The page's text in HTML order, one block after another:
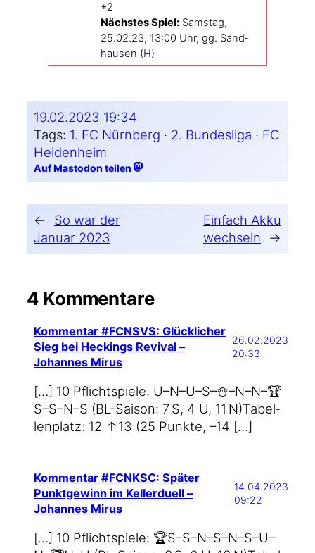
+2
Nächs­tes Spiel: Sams­tag,
25.02.23, 13:00 Uhr, gg. Sand­
hau­sen (H)
19.02.2023 19:34
Tags: 1. FC Nürnberg · 2. Bundesliga · FC
Heidenheim
Auf Mastodon teilen
←
So war der
Januar 2023
Einfach Akku
wechseln
→
4 Kommentare
Kommentar #FCNSVS: Glücklicher
Sieg bei Heckings Revival –
Johannes Mirus
26.02.2023
20:33
[…] 10 Pflicht­spie­le: U–N–U–S–☃️–N–N–🏆
S–S–N–S (BL-Saison: 7 S, 4 U, 11 N)Tabel­
len­platz: 12 ↑13 (25 Punk­te, –14 […]
Kommentar #FCNKSC: Später
Punktgewinn im Kellerduell –
Johannes Mirus
14.04.2023
09:22
[…] 10 Pflicht­spie­le: 🏆S–S–N–S–N–S–U–